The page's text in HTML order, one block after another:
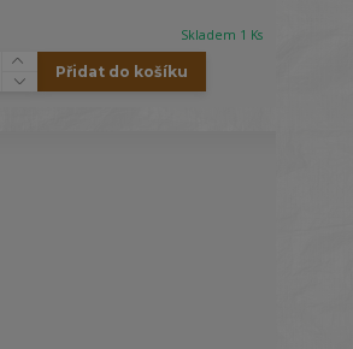
Skladem 1 Ks
Přidat do košíku